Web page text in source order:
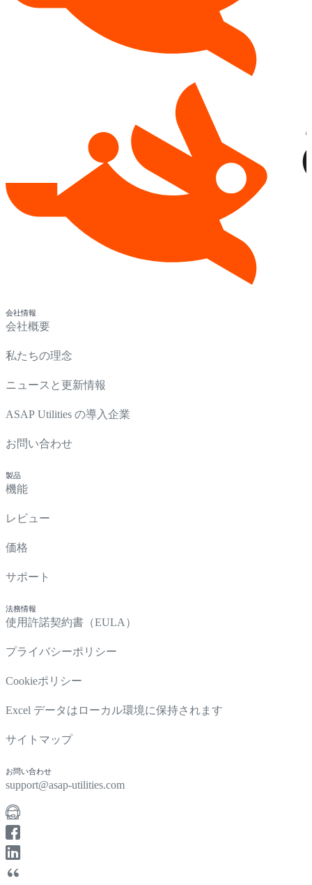
会社情報
会社概要
私たちの理念
ニュースと更新情報
ASAP Utilities の導入企業
お問い合わせ
製品
機能
レビュー
価格
サポート
法務情報
使用許諾契約書（EULA）
プライバシーポリシー
Cookieポリシー
Excel データはローカル環境に保持されます
サイトマップ
お問い合わせ
support@asap-utilities.com